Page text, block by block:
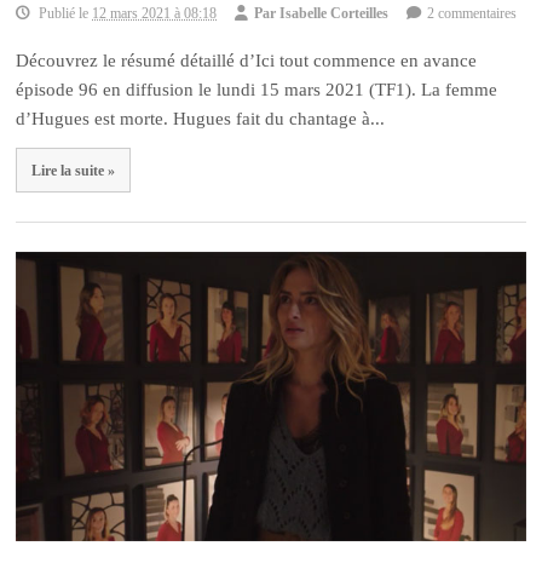
Publié le 12 mars 2021 à 08:18 ParIsabelle Corteilles 2 commentaires
Découvrez le résumé détaillé d’Ici tout commence en avance
épisode 96 en diffusion le lundi 15 mars 2021 (TF1). La femme
d’Hugues est morte. Hugues fait du chantage à...
Lire la suite »